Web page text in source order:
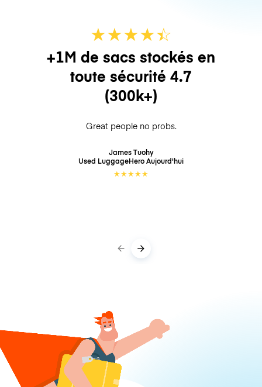
★★★★☆
★
+1M de sacs stockés en
toute sécurité 4.7
(300k+)
Great people no probs.
James Tuohy
Used LuggageHeroAujourd'hui
★★★★★